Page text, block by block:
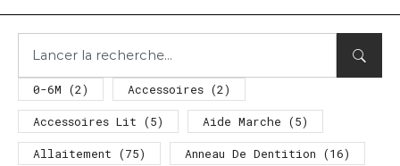
0-6M (2) Accessoires (2)
Accessoires Lit (5) Aide Marche (5)
Allaitement (75) Anneau De Dentition (16)